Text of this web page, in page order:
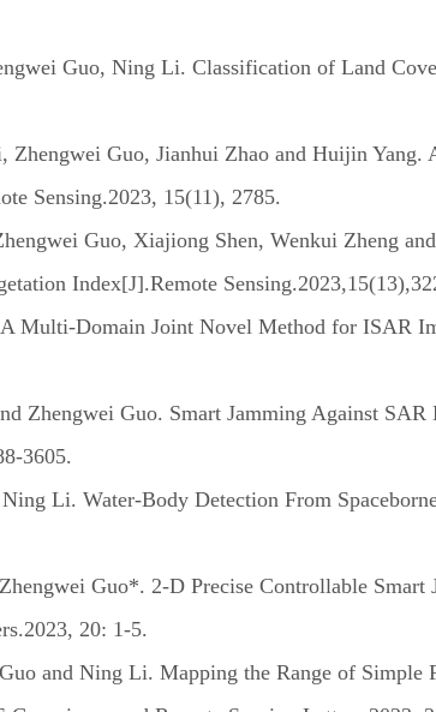
Guo, Ning Li. Classification of Land
Guo, Jianhui Zhao and Huijin Yang.
Sensing.2023, 15(11), 2785.
Guo, Xiajiong Shen, Wenkui Zheng
Index[J].Remote
Multi-Domain Joint Novel Method for ISAR
Zhengwei Guo. Smart Jamming Against
3605.
Li. Water-Body Detection From
Guo*. 2-D Precise Controllable
20: 1-5.
and Ning Li. Mapping the Range of Simple